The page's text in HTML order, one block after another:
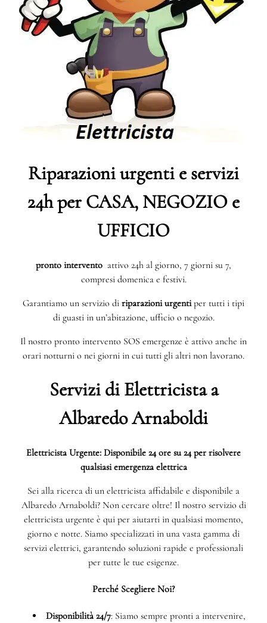
Riparazioni urgenti e servizi
24h per CASA, NEGOZIO e
UFFICIO
pronto intervento attivo 24h al giorno, 7 giorni su 7,
compresi domenica e festivi.
Garantiamo un servizio di riparazioni urgentiper tutti i tipi
di guasti in un’abitazione, ufficio o negozio.
Il nostro pronto intervento SOS emergenze è attivo anche in
orari notturni o nei giorni in cui tutti gli altri non lavorano.
Servizi di Elettricista a
Albaredo Arnaboldi
Elettricista Urgente: Disponibile 24 ore su 24 per risolvere
qualsiasi emergenza elettrica
Sei alla ricerca di un elettricista affidabile e disponibile a
Albaredo Arnaboldi? Non cercare oltre! Il nostro servizio di
elettricista urgente è qui per aiutarti in qualsiasi momento,
giorno e notte. Siamo specializzati in una vasta gamma di
servizi elettrici, garantendo soluzioni rapide e professionali
per tutte le tue esigenze.
Perché Scegliere Noi?
Disponibilità 24/7: Siamo sempre pronti a intervenire,